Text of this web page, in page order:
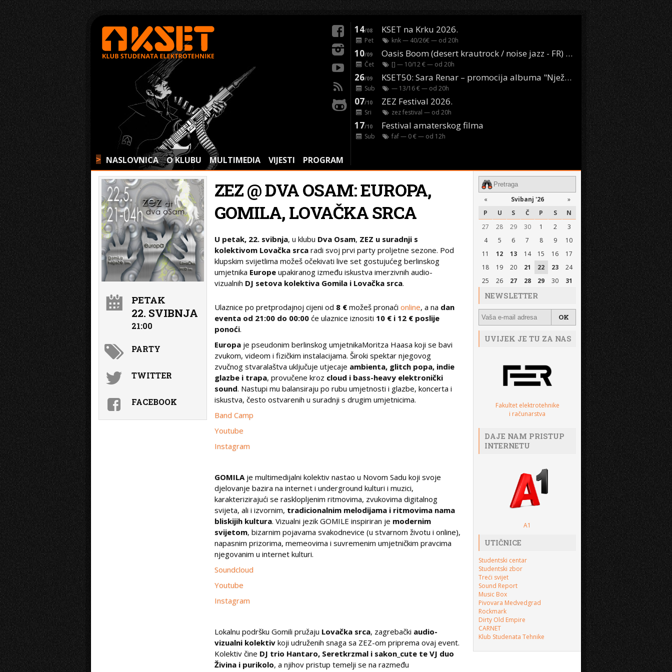
> NASLOVNICA O KLUBU MULTIMEDIA VIJESTI PROGRAM
14/08 KSET na Krku 2026.
Pet knk— 40/26€ — od 20h
10/09 Oasis Boom (desert krautrock / noise jazz - FR) @ KONTEJNER
Čet [] — 10/12 € — od 20h
26/09 KSET50: Sara Renar – promocija albuma "Nježne riječi" @ Močvara
Sub — 13/16 € — od 20h
07/10 ZEZ Festival 2026.
Sri zez festival — od 20h
17/10 Festival amaterskog filma
Sub faf— 0 € — od 12h
ZEZ @ DVA OSAM: EUROPA,
GOMILA, LOVAČKA SRCA
U petak, 22. svibnja, u klubu Dva Osam, ZEZ u suradnji s
kolektivom Lovačka srcaradi svoj prvi party proljetne sezone. Pod
klupskim svijetlima možeš očekivati live set gostujućeg berlinskog
umjetnika Europe upakiranog između iskustva imerzivnih audio-
vizualnih DJ setova kolektiva Gomila i Lovačka srca.
Ulaznice po pretprodajnoj cijeni od 8 € možeš pronaćionline, a na dan
eventa od 21:00 do 00:00 će ulaznice iznositi 10 € i 12 € poslije
ponoći.
Europa je pseudonim berlinskog umjetnikaMoritza Haasa koji se bavi
zvukom, videom i fizičkim instalacijama. Široki spektar njegovog
zvučnog stvaralaštva uključuje utjecaje ambienta, glitch popa, indie
glazbe i trapa, provučene kroz cloud i bass-heavy elektronički
sound. Nastupi mu balansiraju po rubu umjetnosti i glazbe, koncerta i
iskustva, često ostvarenih u suradnji s drugim umjetnicima.
Band Camp
Youtube
Instagram
GOMILAje multimedijalni kolektiv nastao u Novom Sadu koji svoje
djelovanje bazira na internet i underground kulturi i muzici,
karakterizirajući se rasklopljenim ritmovima, zvukovima digitalnog
svijeta, ali i izvornim, tradicionalnim melodijama i ritmovima nama
bliskijih kultura. Vizualni jezik GOMILE inspiriran je modernim
svijetom, bizarnim pojavama svakodnevice (u stvarnom životu i online),
napasnim prizorima, memeovima i suvremenim umjetničkim pravcima
njegovanim u internet kulturi.
Soundcloud
Youtube
Instagram
Lokalnu podršku Gomili pružaju Lovačka srca, zagrebački audio-
vizualni kolektiv koji udruženih snaga sa ZEZ-om priprema ovaj event.
Kolektiv čine DJ trio Hantaro, Seretkrzmal i sakon_cute te VJ duo
Živina i purikolo, a njihov pristup temelji se na razmeđu
PETAK
22. SVIBNJA
21:00
PARTY
TWITTER
FACEBOOK
« Svibanj '26
»
P
U S Č P S
N
27
28 29 30 1 2
3
4
5 6 7 8 9
10
11
12 13 14 15 16
17
18
19 20 21 22 23
24
25
26 27 28 29 30 31
NEWSLETTER
UVIJEK JE TU ZA NAS
Fakultet elektrotehnike
i računarstva
DAJE NAM PRISTUP
INTERNETU
A1
UTIČNICE
Studentski centar
Studentski zbor
Treći svijet
Sound Report
Music Box
Pivovara Medvedgrad
Rockmark
Dirty Old Empire
CARNET
Klub Studenata Tehnike